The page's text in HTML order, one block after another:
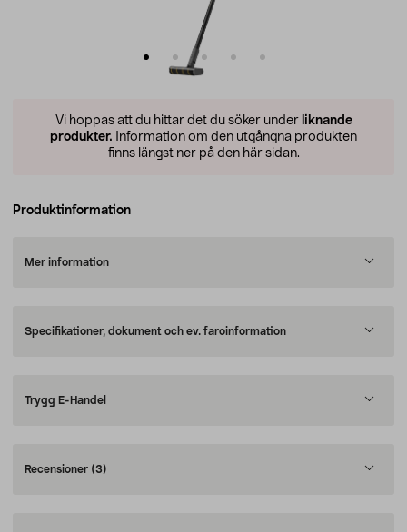
Vi hoppas att du hittar det du söker under liknande
produkter. Information om den utgångna produkten
finns längst ner på den här sidan.
Produktinformation
Mer information
Specifikationer, dokument och ev. faroinformation
Trygg E-Handel
Recensioner (3)